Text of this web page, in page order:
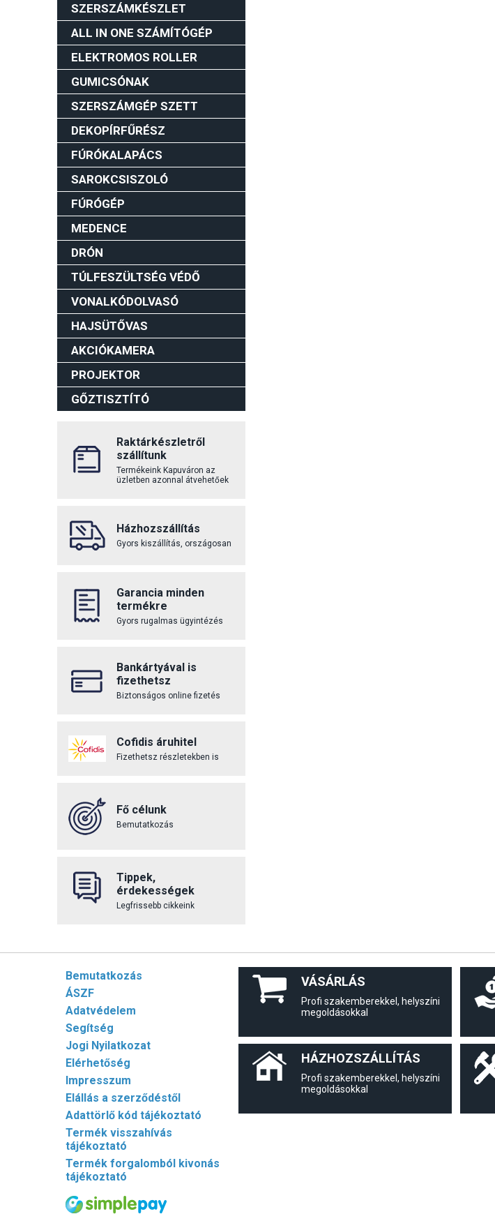
SZERSZÁMKÉSZLET
ALL IN ONE SZÁMÍTÓGÉP
ELEKTROMOS ROLLER
GUMICSÓNAK
SZERSZÁMGÉP SZETT
DEKOPÍRFŰRÉSZ
FÚRÓKALAPÁCS
SAROKCSISZOLÓ
FÚRÓGÉP
MEDENCE
DRÓN
TÚLFESZÜLTSÉG VÉDŐ
VONALKÓDOLVASÓ
HAJSÜTŐVAS
AKCIÓKAMERA
PROJEKTOR
GŐZTISZTÍTÓ
Raktárkészletről
szállítunk
Termékeink Kapuváron az
üzletben azonnal átvehetőek
Házhozszállítás
Gyors kiszállítás, országosan
Garancia minden
termékre
Gyors rugalmas ügyintézés
Bankártyával is
fizethetsz
Biztonságos online fizetés
Cofidis áruhitel
Fizethetsz részletekben is
Fő célunk
Bemutatkozás
Tippek,
érdekességek
Legfrissebb cikkeink
Bemutatkozás
ÁSZF
Adatvédelem
Segítség
Jogi Nyilatkozat
Elérhetőség
Impresszum
Elállás a szerződéstől
Adattörlő kód tájékoztató
Termék visszahívás
tájékoztató
Termék forgalomból kivonás
tájékoztató
VÁSÁRLÁS
Profi szakemberekkel, helyszíni
megoldásokkal
HÁZHOZSZÁLLÍTÁS
Profi szakemberekkel, helyszíni
megoldásokkal